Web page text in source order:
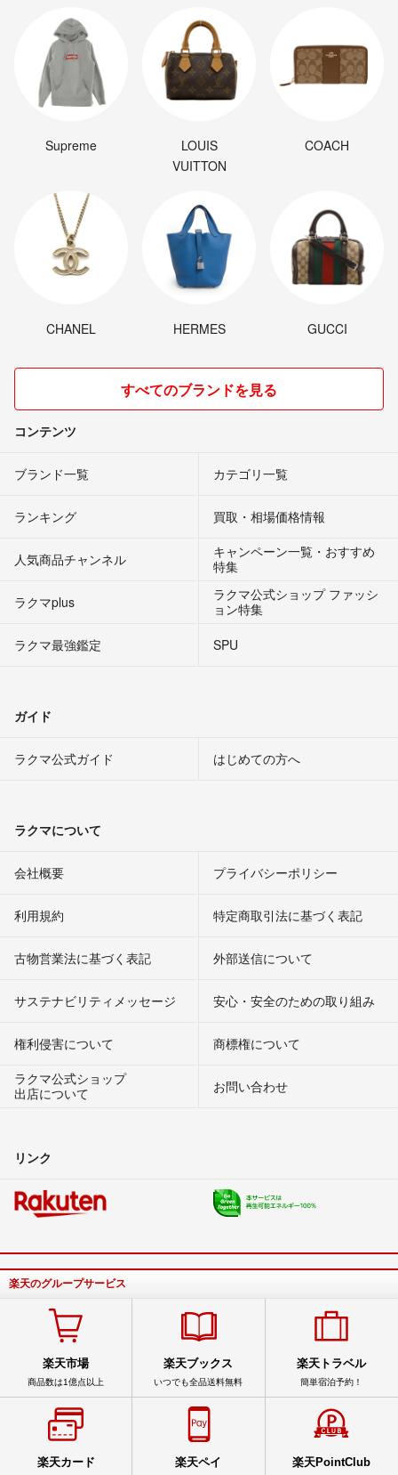
Supreme
LOUIS
VUITTON
COACH
CHANEL HERMES GUCCI
すべてのブランドを見る
コンテンツ
ブランド一覧 カテゴリ一覧
ランキング 買取・相場価格情報
人気商品チャンネル
キャンペーン一覧・おすすめ
特集
ラクマplus
ラクマ公式ショップ ファッシ
ョン特集
ラクマ最強鑑定
SPU
ガイド
ラクマ公式ガイド はじめての方へ
ラクマについて
会社概要 プライバシーポリシー
利用規約 特定商取引法に基づく表記
古物営業法に基づく表記 外部送信について
サステナビリティメッセージ 安心・安全のための取り組み
権利侵害について
商標権について
ラクマ公式ショップ
出店について
お問い合わせ
リンク
楽天のグループサービス
楽天市場
商品数は1億点以上
楽天ブックス
いつでも全品送料無料
楽天トラベル
簡単宿泊予約！
楽天カード 楽天ペイ 楽天PointClub